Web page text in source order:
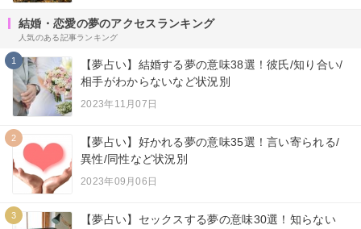
結婚・恋愛の夢のアクセスランキング
人気のある記事ランキング
1
【夢占い】結婚する夢の意味38選！彼氏/知り合い/
相手がわからないなど状況別
2023年11月07日
2
【夢占い】好かれる夢の意味35選！言い寄られる/
異性/同性など状況別
2023年09月06日
3
【夢占い】セックスする夢の意味30選！知らない